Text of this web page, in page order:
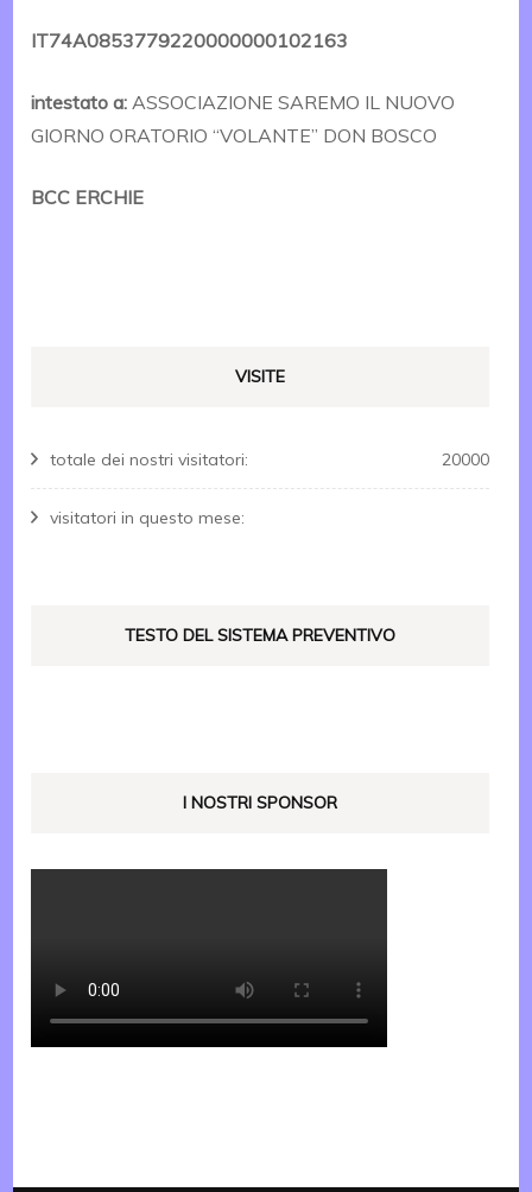
IT74A0853779220000000102163
intestato a: ASSOCIAZIONE SAREMO IL NUOVO
GIORNO ORATORIO “VOLANTE” DON BOSCO
BCC ERCHIE
VISITE
20000
totale dei nostri visitatori:
visitatori in questo mese:
TESTO DEL SISTEMA PREVENTIVO
I NOSTRI SPONSOR